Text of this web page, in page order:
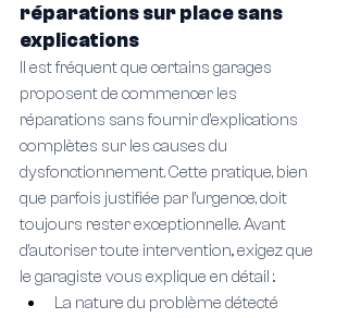
réparations sur place sans
explications
Il est fréquent que certains garages
proposent de commencer les
réparations sans fournir d’explications
complètes sur les causes du
dysfonctionnement. Cette pratique, bien
que parfois justifiée par l’urgence, doit
toujours rester exceptionnelle. Avant
d’autoriser toute intervention,. exigez que
le garagiste vous explique en détail :.
La nature du problème détecté